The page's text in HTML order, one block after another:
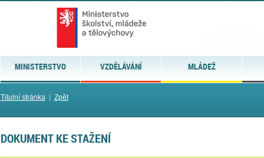
MINISTERSTVO VZDĚLÁVÁNÍ MLÁDEŽ
Titulní stránka| Zpět
DOKUMENT KE STAŽENÍ